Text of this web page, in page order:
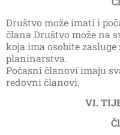
Društvo može imati i
člana Društvo može na
koja ima osobite
planinarstva.
Počasni članovi imaju
redovni članovi.
VI.